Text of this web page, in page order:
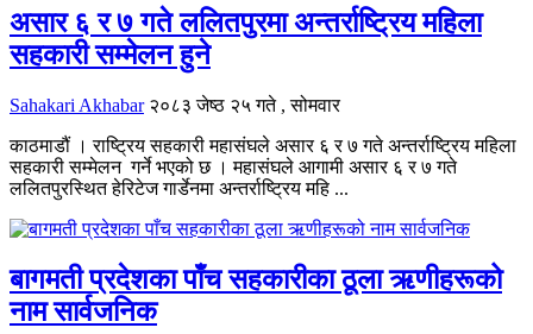
असार ६ र ७ गते ललितपुरमा अन्तर्राष्ट्रिय महिला
सहकारी सम्मेलन हुने
Sahakari Akhabar २०८३ जेष्ठ २५ गते , सोमवार
काठमाडौं । राष्ट्रिय सहकारी महासंघले असार ६ र ७ गते अन्तर्राष्ट्रिय महिला
सहकारी सम्मेलन गर्ने भएको छ । महासंघले आगामी असार ६ र ७ गते
ललितपुरस्थित हेरिटेज गार्डेनमा अन्तर्राष्ट्रिय महि ...
बागमती प्रदेशका पाँच सहकारीका ठूला ऋणीहरूको
नाम सार्वजनिक